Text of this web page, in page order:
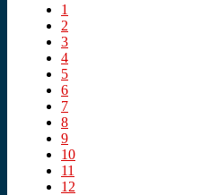
1
2
3
4
5
6
7
8
9
10
11
12